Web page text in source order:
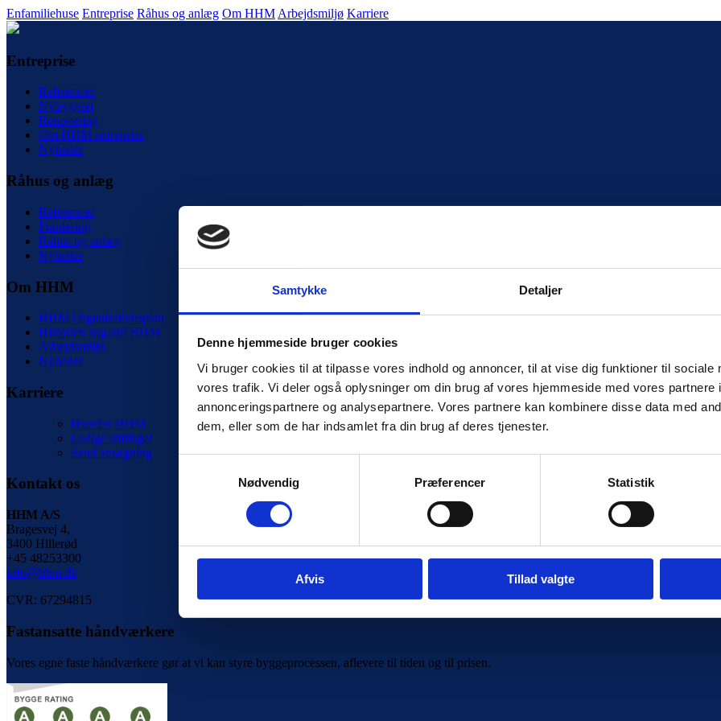
Samtykke Detaljer
Denne hjemmeside bruger cookies
Vi bruger cookies til at tilpasse vores indhold og annoncer, til at vise dig funktioner til sociale
vores trafik. Vi deler også oplysninger om din brug af vores hjemmeside med vores partnere
annonceringspartnere og analysepartnere. Vores partnere kan kombinere disse data med
dem, eller som de har indsamlet fra din brug af deres tjenester.
Nødvendig
Præferencer Statistik
Afvis Tillad valgte
Enfamiliehuse Entreprise Råhus og anlæg Om HHM Arbejdsmiljø Karriere
Entreprise
Referencer
Nybyggeri
Renovering
Om HHM entreprise
Nyheder
Råhus og anlæg
Referencer
Fundering
Råhus og anlæg
Nyheder
Om HHM
HHM Organisationsplan
Historien bag om HHM
Arbejdsmiljø
Nyheder
Karriere
Hvorfor HHM
Ledige stillinger
Send ansøgning
Kontakt os
HHM A/S
Bragesvej 4,
3400 Hillerød
+45 48253300
info@hhm.dk
CVR: 67294815
Fastansatte håndværkere
Vores egne faste håndværkere gør at vi kan styre byggeprocessen, aflevere til tiden og til prisen.